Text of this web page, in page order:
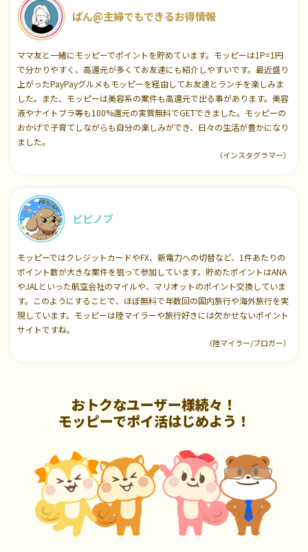
ぱん@主婦でもできるお得情報
ママ友と一緒にモッピーでポイントを貯めています。モッピーは1P=1円
で分かりやすく、高還元が多くてお友達にも紹介しやすいです。最近盛り
上がったPayPayグルメもモッピーを経由してお友達とランチを楽しみま
した。また、モッピーは美容系の案件も高還元で出る事があります。美容
液やナイトブラ等も100%還元の実質無料でGETできました。モッピーの
おかげで子育てしながらも自分の楽しみができ、日々の生活が豊かになり
ました。
（インスタグラマー）
ピピノブ
モッピーではクレジットカードやFX、新電力への切替など、1件あたりの
ポイント数が大きな案件を狙って参加しています。貯めたポイントはANA
やJALといった航空会社のマイルや、マリオットのポイント交換していま
す。このようにすることで、ほぼ無料で年数回の国内旅行や海外旅行を実
現しています。モッピーは陸マイラーや旅行好きには欠かせないポイント
サイトですね。
（陸マイラー/ブロガー）
おトクなユーザー様続々！
モッピーでポイ活はじめよう！